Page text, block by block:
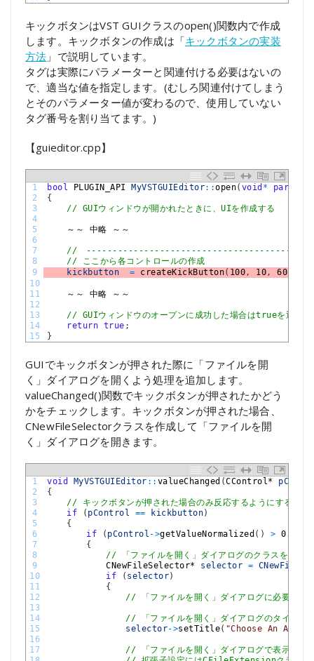
キックボタンはVST GUIクラスのopen()関数内で作成
します。キックボタンの作成は「キックボタンの実装
方法 」で説明しています。
タグは実際にパラメーターと関連付ける必要はないの
で、適当な値を指定します。(むしろ関連付けてしまう
とそのパラメーター値が変わるので、使用していない
タグ番号を割り当てます。)
【guieditor.cpp】
1
2
3
4
5
6
7
8
9
10
11
12
13
14
15
bool PLUGIN_API MyVSTGUIEditor::open( void * parent
{
// GUIウィンドウが開かれたときに、UIを作成する
～～ 中略 ～～
//　
// ここから各コントロールの作成
kickbutton
= createKickButton( 100, 10, 60
～～ 中略 ～～
// GUIウィンドウのオープンに成功した場合はtrueを返す
return true ;
}
GUIでキックボタンが押された際に「ファイルを開
く」ダイアログを開くよう処理を追加します。
valueChanged()関数でキックボタンが押されたかどう
かをチェックします。キックボタンが押された場合、
CNewFileSelectorクラスを作成して「ファイルを開
く」ダイアログを開きます。
1
2
3
4
5
6
7
8
9
10
11
12
13
14
15
16
17
void MyVSTGUIEditor :: valueChanged (CControl*
{
// キックボタンが押された場合のみ反応するようにする
if
( pControl == kickbutton)
{
if
( pControl ->getValueNormalized ( ) > 0.5f
{
// 「ファイルを開く」ダイアログのクラスを作成
CNewFileSelector*
selector =
if
( selector)
{
// 「ファイルを開く」ダイアログに必要な設
// 「ファイルを開く」ダイアログのタイトル
selector->setTitle( "Choose An
// 「ファイルを開く」ダイアログで表示する